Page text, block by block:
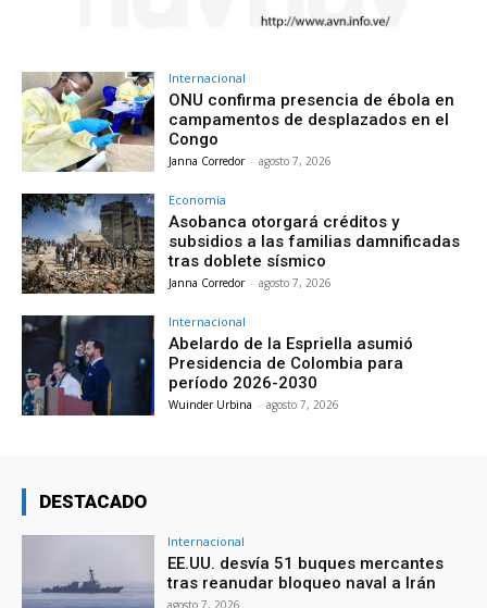
Internacional
ONU confirma presencia de ébola en
campamentos de desplazados en el
Congo
Janna Corredor - agosto 7, 2026
Economía
Asobanca otorgará créditos y
subsidios a las familias damnificadas
tras doblete sísmico
Janna Corredor - agosto 7, 2026
Internacional
Abelardo de la Espriella asumió
Presidencia de Colombia para
período 2026-2030
Wuinder Urbina - agosto 7, 2026
DESTACADO
Internacional
EE.UU. desvía 51 buques mercantes
tras reanudar bloqueo naval a Irán
agosto 7, 2026